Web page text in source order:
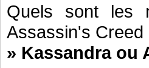
Quels sont les
Assassin's
» Kassandra ou